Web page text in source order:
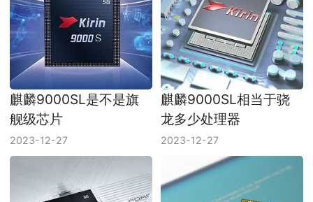
麒麟9000SL是不是旗
舰级芯片
2023-12-27
麒麟9000SL相当于骁
龙多少处理器
2023-12-27